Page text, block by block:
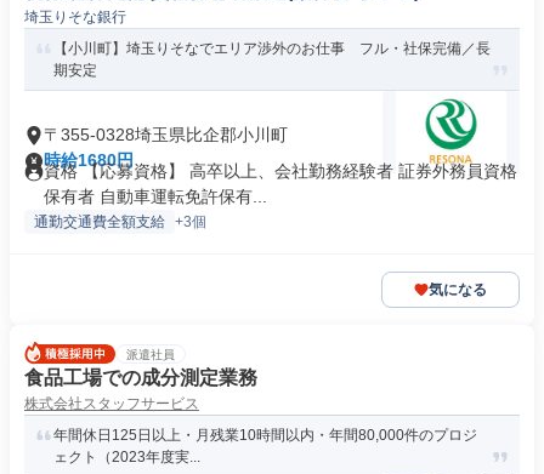
埼玉りそな銀行
【小川町】埼玉りそなでエリア渉外のお仕事 フル・社保完備／長
期安定
〒355-0328埼玉県比企郡小川町
時給1680円
資格 【応募資格】 高卒以上、会社勤務経験者 証券外務員資格
保有者 自動車運転免許保有...
通勤交通費全額支給 +3個
気になる
派遣社員
食品工場での成分測定業務
株式会社スタッフサービス
年間休日125日以上・月残業10時間以内・年間80,000件のプロジ
ェクト（2023年度実...